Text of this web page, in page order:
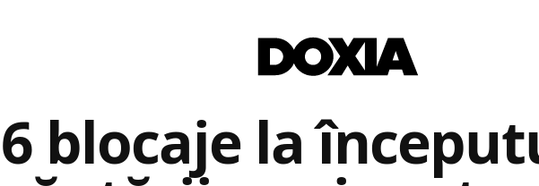
6 blocaje la